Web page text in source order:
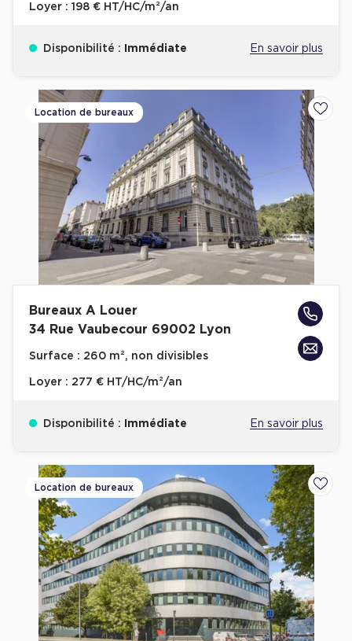
Loyer : 198 € HT/HC/m²/an
Disponibilité : Immédiate En savoir plus
Location de bureaux
Bureaux A Louer
34 Rue Vaubecour 69002 Lyon
Surface : 260 m², non divisibles
Loyer : 277 € HT/HC/m²/an
Disponibilité : Immédiate En savoir plus
Location de bureaux